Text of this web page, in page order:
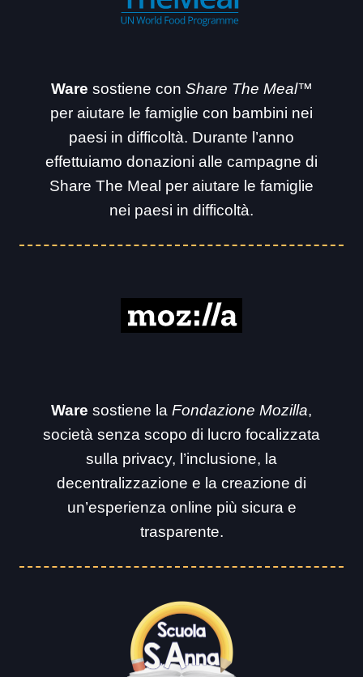
Ware sostiene con Share The Meal™
per aiutare le famiglie con bambini nei
paesi in difficoltà. Durante l’anno
effettuiamo donazioni alle campagne di
Share The Meal per aiutare le famiglie
nei paesi in difficoltà.
Ware sostiene la Fondazione Mozilla,
società senza scopo di lucro focalizzata
sulla privacy, l’inclusione, la
decentralizzazione e la creazione di
un’esperienza online più sicura e
trasparente.